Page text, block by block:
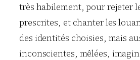
très habilement, pour rejeter
prescrites, et chanter les
des identités choisies, mais
inconscientes, mêlées,